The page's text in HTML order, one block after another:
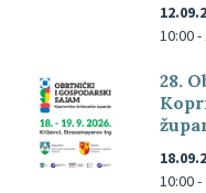
10:00 -
28.
10:00 -